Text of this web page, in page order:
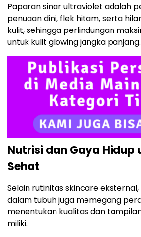
Paparan sinar ultraviolet adalah
penuaan dini, flek hitam, serta
kulit, sehingga perlindungan
untuk kulit glowing jangka panjang.
Nutrisi dan Gaya Hidup
Sehat
Selain rutinitas skincare
dalam tubuh juga memegang
menentukan kualitas dan
miliki.